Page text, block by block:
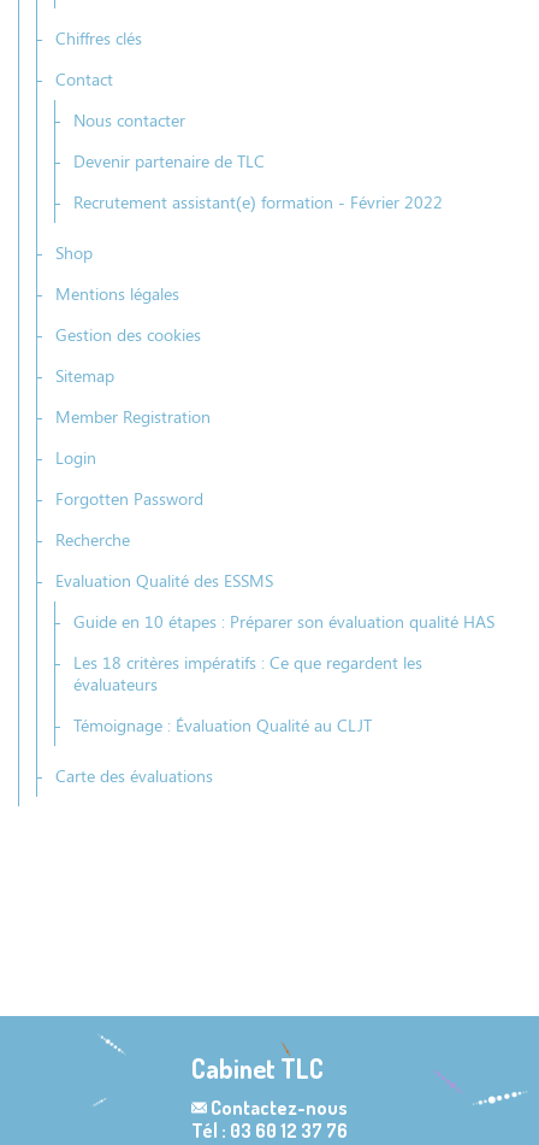
Chiffres clés
Contact
Nous contacter
Devenir partenaire de TLC
Recrutement assistant(e) formation - Février 2022
Shop
Mentions légales
Gestion des cookies
Sitemap
Member Registration
Login
Forgotten Password
Recherche
Evaluation Qualité des ESSMS
Guide en 10 étapes : Préparer son évaluation qualité HAS
Les 18 critères impératifs : Ce que regardent les
évaluateurs
Témoignage : Évaluation Qualité au CLJT
Carte des évaluations
Cabinet TLC
Contactez-nous
Tél : 03 60 12 37 76